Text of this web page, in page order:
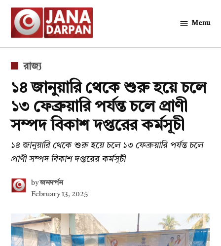
Skip
content
Menu
POSTED
রাজ্য
১৪ জানুয়ারি থেকে শুরু হয়ে চলে
১৩ ফেব্রুয়ারি পর্যন্ত চলে প্রাণী
সম্পদ বিকাশ দপ্তরের কর্মসূচী
১৪ জানুয়ারি থেকে শুরু হয়ে চলে ১৩ ফেব্রুয়ারি পর্যন্ত চলে
প্রাণী সম্পদ বিকাশ দপ্তরের কর্মসূচী
by জনদর্পন
February 13, 2025